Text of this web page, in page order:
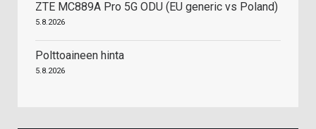
ZTE MC889A Pro 5G ODU (EU generic vs Poland)
5.8.2026
Polttoaineen hinta
5.8.2026